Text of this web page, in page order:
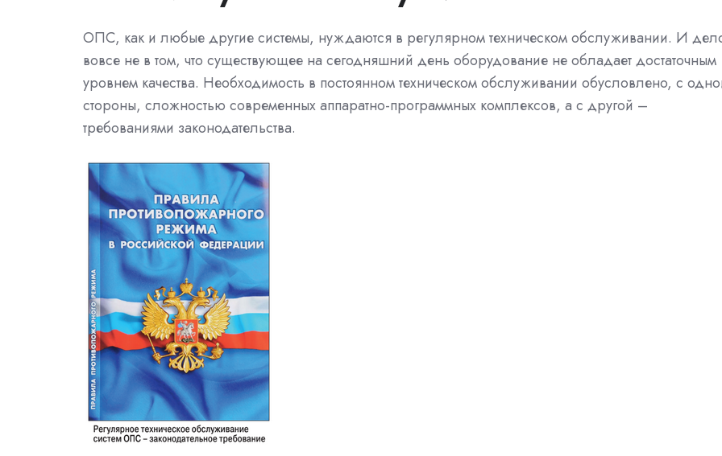
ОПС, как и любые другие системы, нуждаются в регулярном техническом обслуживании. И
вовсе не в том, что существующее на сегодняшний день оборудование не обладает достаточным
уровнем качества. Необходимость в постоянном техническом обслуживании обусловлено, с
стороны, сложностью современных аппаратно-программных комплексов, а с другой –
требованиями законодательства.